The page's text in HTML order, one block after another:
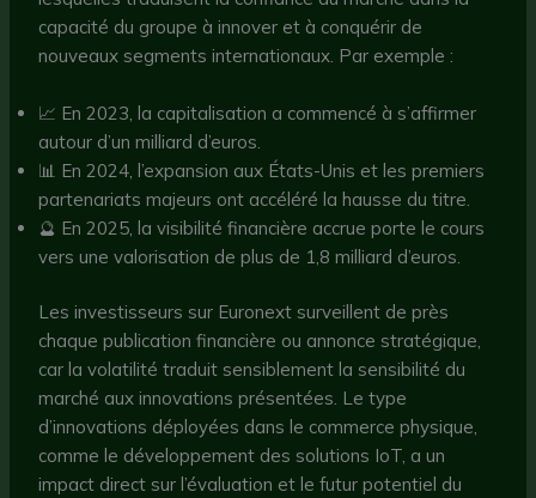
capacité du groupe à innover et à conquérir de
nouveaux segments internationaux. Par exemple :
📈 En 2023, la capitalisation a commencé à s’affirmer
autour d’un milliard d’euros.
📊 En 2024, l’expansion aux États-Unis et les premiers
partenariats majeurs ont accéléré la hausse du titre.
🔮 En 2025, la visibilité financière accrue porte le cours
vers une valorisation de plus de 1,8 milliard d’euros.
Les investisseurs sur Euronext surveillent de près
chaque publication financière ou annonce stratégique,
car la volatilité traduit sensiblement la sensibilité du
marché aux innovations présentées. Le type
d’innovations déployées dans le commerce physique,
comme le développement des solutions IoT, a un
impact direct sur l’évaluation et le futur potentiel du